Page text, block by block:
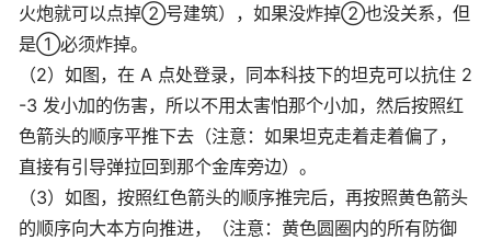
火炮就可以点掉②号建筑），如果没炸掉②也没关系，但
是①必须炸掉。
（2）如图，在 A 点处登录，同本科技下的坦克可以抗住 2
-3 发小加的伤害，所以不用太害怕那个小加，然后按照红
色箭头的顺序平推下去（注意：如果坦克走着走着偏了，
直接有引导弹拉回到那个金库旁边）。
（3）如图，按照红色箭头的顺序推完后，再按照黄色箭头
的顺序向大本方向推进，（注意：黄色圆圈内的所有防御